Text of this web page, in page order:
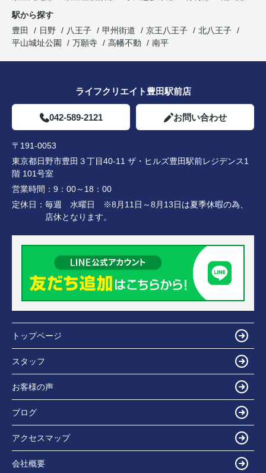
駅から探す
豊田
日野 八王子 甲州街道 京王八王子
北八王子
平山城址公園
万願寺 高幡不動 南平
ライフクリエイト豊田駅前店
042-589-2121 お問い合わせ
〒191-0053
東京都日野市豊田３丁目40-11 ザ・ヒルズ豊田駅前レジデンス1
階 101号室
営業時間： 9：00～18：00
定休日： 毎週 水曜日 ※8月11日～8月13日は夏季休暇の為、
店休となります。
トップページ
スタッフ
お客様の声
ブログ
アクセスマップ
会社概要